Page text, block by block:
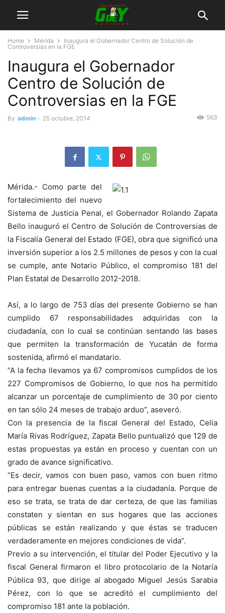
Home Mérida
Inaugura el Gobernador Centro de Solución de
Controversias en la FGE
Inaugura el Gobernador
Centro de Solución de
Controversias en la FGE
By admin - 25 octubre, 2014 563
Mérida.- Como parte del
fortalecimiento del nuevo
Sistema de Justicia Penal, el Gobernador Rolando Zapata
Bello inauguró el Centro de Solución de Controversias de
la Fiscalía General del Estado (FGE), obra que significó una
inversión superior a los 2.5 millones de pesos y con la cual
se cumple, ante Notario Público, el compromiso 181 del
Plan Estatal de Desarrollo 2012-2018.
Así, a lo largo de 753 días del presente Gobierno se han
cumplido 67 responsabilidades adquiridas con la
ciudadanía, con lo cual se continúan sentando las bases
que permiten la transformación de Yucatán de forma
sostenida, afirmó el mandatario.
“A la fecha llevamos ya 67 compromisos cumplidos de los
227 Compromisos de Gobierno, lo que nos ha permitido
alcanzar un porcentaje de cumplimiento de 30 por ciento
en tan sólo 24 meses de trabajo arduo”, aseveró.
Con la presencia de la fiscal General del Estado, Celia
María Rivas Rodríguez, Zapata Bello puntualizó que 129 de
estas propuestas ya están en proceso y cuentan con un
grado de avance significativo.
“Es decir, vamos con buen paso, vamos con buen ritmo
para entregar buenas cuentas a la ciudadanía. Porque de
eso se trata, se trata de dar certeza, de que las familias
constaten y sientan en sus hogares que las acciones
públicas se están realizando y que éstas se traducen
verdaderamente en mejores condiciones de vida”.
Previo a su intervención, el titular del Poder Ejecutivo y la
fiscal General firmaron el libro protocolario de la Notaría
Pública 93, que dirige al abogado Miguel Jesús Sarabia
Pérez, con lo que se acreditó el cumplimiento del
compromiso 181 ante la población.